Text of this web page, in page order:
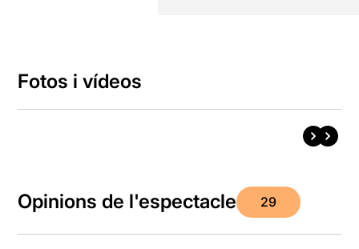
Fotos i vídeos
Opinions de l'espectacle 29